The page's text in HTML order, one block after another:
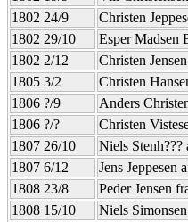
1802 24/9
Christen
1802 29/10
Esper Madsen
1802 2/12
Christen
1805 3/2
Christen
1806 ?/9
Anders
1806 ?/?
Christen
1807 26/10
Niels
1807 6/12
Jens Jeppesen
1808 23/8
Peder Jensen
1808 15/10
Niels